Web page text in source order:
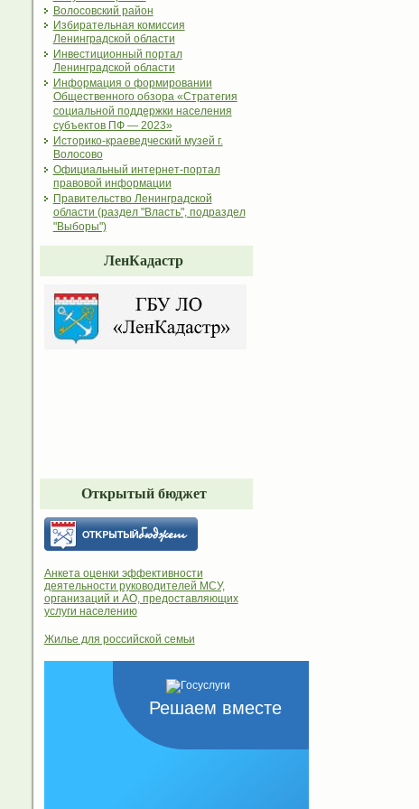
Волосовский район
Избирательная комиссия
Ленинградской области
Инвестиционный портал
Ленинградской области
Информация о формировании
Общественного обзора «Стратегия
социальной поддержки населения
субъектов ПФ — 2023»
Историко-краеведческий музей г.
Волосово
Официальный интернет-портал
правовой информации
Правительство Ленинградской
области (раздел "Власть", подраздел
"Выборы")
ЛенКадастр
Открытый бюджет
Анкета оценки эффективности
деятельности руководителей МСУ,
организаций и АО, предоставляющих
услуги населению
Жилье для российской семьи
Решаем вместе